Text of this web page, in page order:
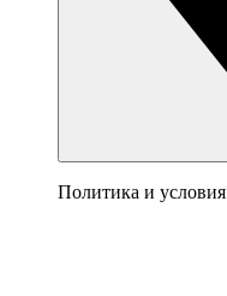
Политика и условия